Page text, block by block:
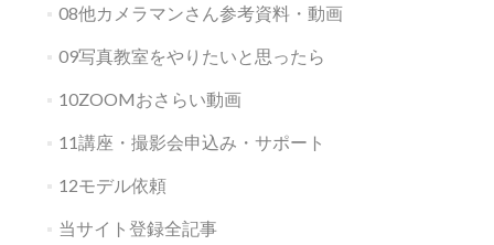
08他カメラマンさん参考資料・動画
09写真教室をやりたいと思ったら
10ZOOMおさらい動画
11講座・撮影会申込み・サポート
12モデル依頼
当サイト登録全記事